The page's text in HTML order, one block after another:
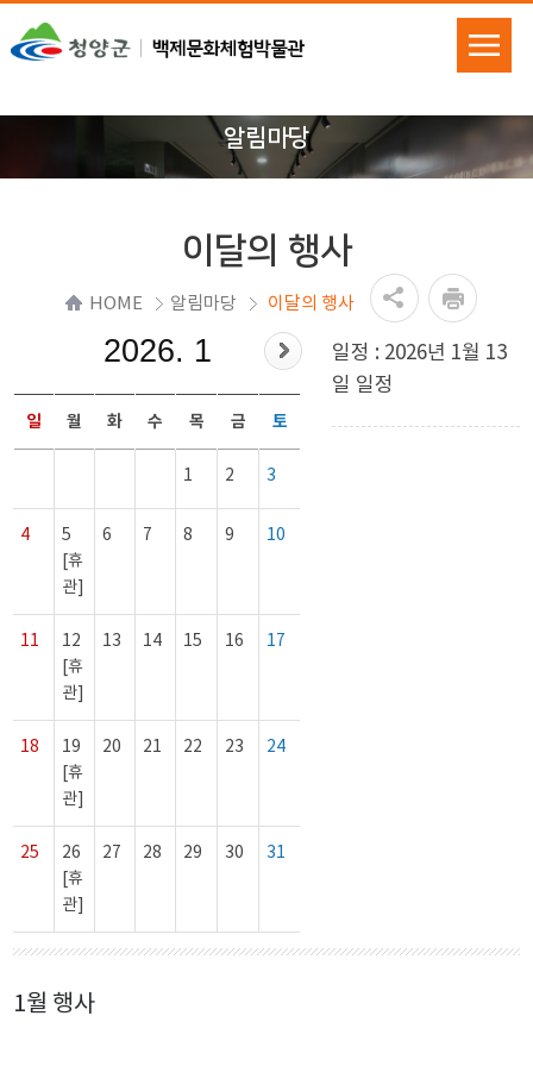
알림마당
이달의 행사
HOME 알림마당 이달의 행사
2026. 1
일 월 화 수 목 금 토
1 2 3
4
5
[휴
관]
6 7 8 9 10
11
12
[휴
관]
13 14 15 16 17
18
19
[휴
관]
20 21 22 23 24
25
26
[휴
관]
27 28 29 30 31
일정 : 2026년 1월 13
일 일정
1월 행사